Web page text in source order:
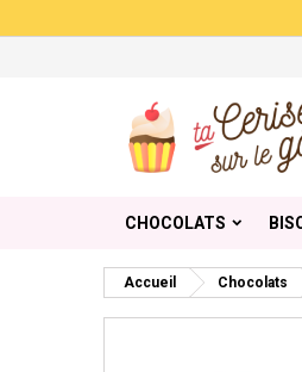
CHOCOLATS
Accueil Chocolats